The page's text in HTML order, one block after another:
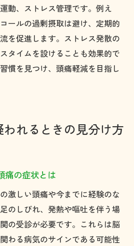
動、ストレス管理です。例え
ールの過剰摂取は避け、定期的
を促進します。ストレス発散の
タイムを設けることも効果的で
慣を見つけ、頭痛軽減を目指し
れるときの見分け方
痛の症状とは
激しい頭痛や今までに経験のな
のしびれ、発熱や嘔吐を伴う場
の受診が必要です。これらは脳
わる病気のサインである可能性